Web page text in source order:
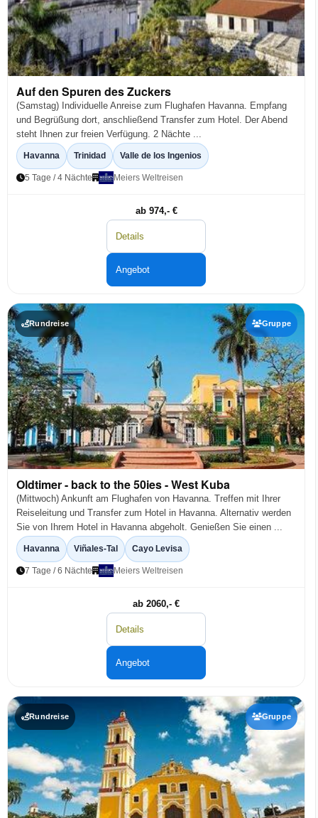
Auf den Spuren des Zuckers
(Samstag) Individuelle Anreise zum Flughafen Havanna. Empfang
und Begrüßung dort, anschließend Transfer zum Hotel. Der Abend
steht Ihnen zur freien Verfügung. 2 Nächte ...
Havanna Trinidad Valle de los Ingenios
5 Tage / 4 Nächte Meiers Weltreisen
ab 974,- €
Details
Angebot
Rundreise Gruppe
Oldtimer - back to the 50ies - West Kuba
(Mittwoch) Ankunft am Flughafen von Havanna. Treffen mit Ihrer
Reiseleitung und Transfer zum Hotel in Havanna. Alternativ werden
Sie von Ihrem Hotel in Havanna abgeholt. Genießen Sie einen ...
Havanna Viñales-Tal Cayo Levisa
7 Tage / 6 Nächte Meiers Weltreisen
ab 2060,- €
Details
Angebot
Rundreise Gruppe